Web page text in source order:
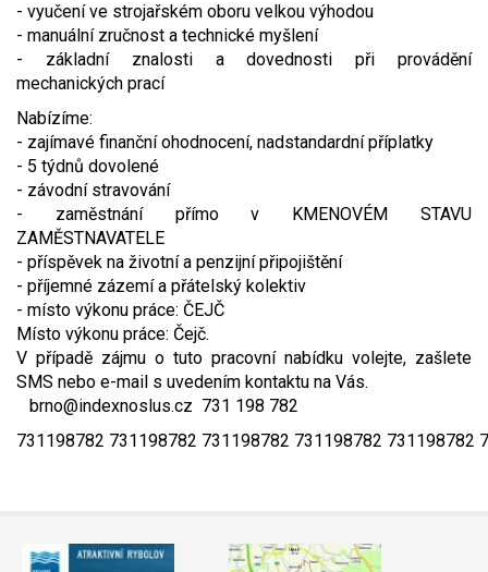
- vyučení ve strojařském oboru velkou výhodou
- manuální zručnost a technické myšlení
- základní znalosti a dovednosti při provádění
mechanických prací
Nabízíme:
- zajímavé finanční ohodnocení, nadstandardní příplatky
- 5 týdnů dovolené
- závodní stravování
- zaměstnání přímo v KMENOVÉM STAVU
ZAMĚSTNAVATELE
- příspěvek na životní a penzijní připojištění
- příjemné zázemí a přátelský kolektiv
- místo výkonu práce: ČEJČ
Místo výkonu práce: Čejč.
V případě zájmu o tuto pracovní nabídku volejte, zašlete
SMS nebo e-mail s uvedením kontaktu na Vás.
brno@indexnoslus.cz 731 198 782
731198782 731198782 731198782 731198782